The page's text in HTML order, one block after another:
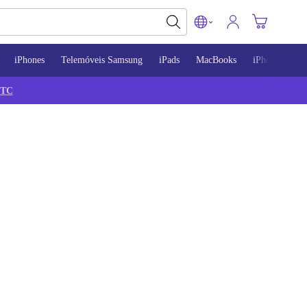
iPhones Telemóveis Samsung iPads MacBooks iPhone 13
TC